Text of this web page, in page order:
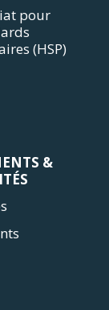
pour
(HSP)
&